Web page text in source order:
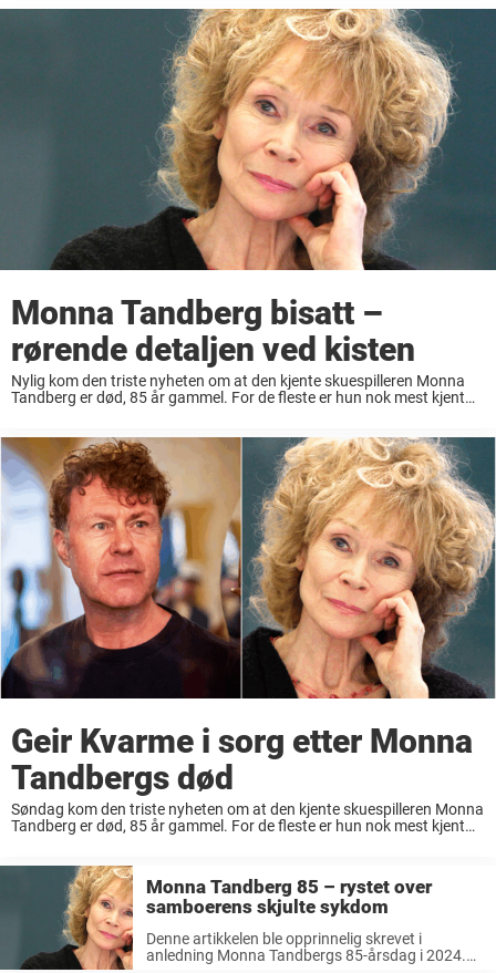
Monna Tandberg bisatt –
rørende detaljen ved kisten
Nylig kom den triste nyheten om at den kjente skuespilleren Monna
Tandberg er død, 85 år gammel. For de fleste er hun nok mest kjent
Geir Kvarme i sorg etter Monna
Tandbergs død
Søndag kom den triste nyheten om at den kjente skuespilleren Monna
Tandberg er død, 85 år gammel. For de fleste er hun nok mest kjent
Monna Tandberg 85 – rystet over
samboerens skjulte sykdom
Denne artikkelen ble opprinnelig skrevet i
anledning Monna Tandbergs 85-årsdag i 2024.